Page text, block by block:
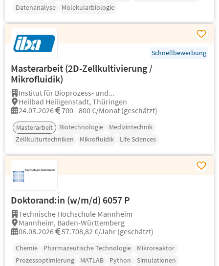
Datenanalyse
Molekularbiologie
Schnellbewerbung
Masterarbeit (2D-Zellkultivierung /
Mikrofluidik)
Institut für Bioprozess- und...
Heilbad Heiligenstadt, Thüringen
24.07.2026
700 - 800 €/Monat (geschätzt)
Masterarbeit Biotechnologie
Medizintechnik
Zellkulturtechniken
Mikrofluidik Life Sciences
Doktorand:in (w/m/d) 6057 P
Technische Hochschule Mannheim
Mannheim, Baden-Württemberg
06.08.2026
57.708,82 €/Jahr (geschätzt)
Chemie Pharmazeutische Technologie
Mikroreaktor
Prozessoptimierung
MATLAB Python Simulationen